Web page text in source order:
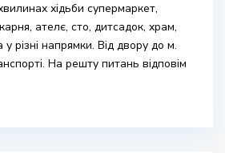
хідьби супермаркет,
ателє, сто, дитсадок, храм,
різні напрямки. Від двору до м.
На решту питань відповім